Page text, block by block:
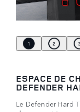
1 2 3
ESPACE DE
DEFENDER
Le Defender Hard